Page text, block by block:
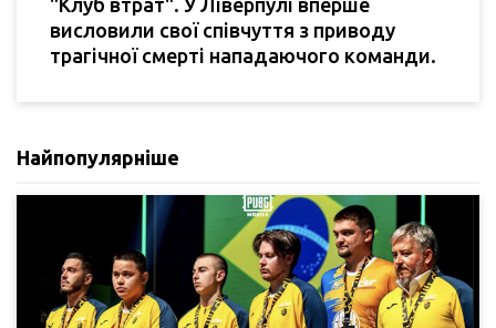
"Клуб втрат". У Ліверпулі вперше
висловили свої співчуття з приводу
трагічної смерті нападаючого команди.
Найпопулярніше